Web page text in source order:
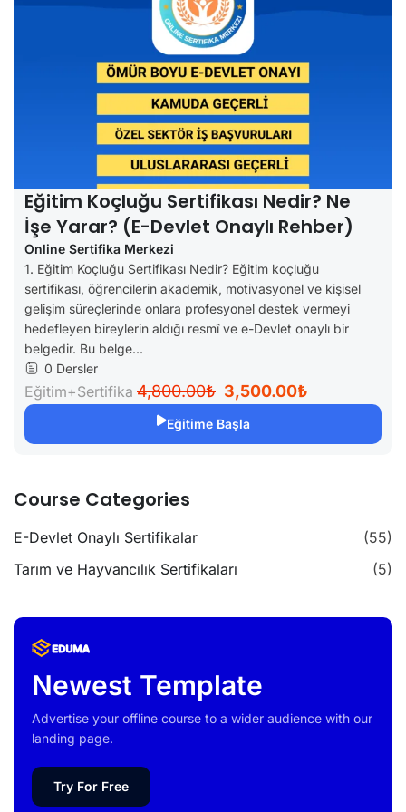
Eğitim Koçluğu Sertifikası Nedir? Ne
İşe Yarar? (e-Devlet Onaylı Rehber)
Online Sertifika Merkezi
1. Eğitim Koçluğu Sertifikası Nedir? Eğitim koçluğu
sertifikası, öğrencilerin akademik, motivasyonel ve kişisel
gelişim süreçlerinde onlara profesyonel destek vermeyi
hedefleyen bireylerin aldığı resmî ve e-Devlet onaylı bir
belgedir. Bu belge...
0 Dersler
Eğitim+Sertifika 4,800.00₺ 3,500.00₺
Eğitime Başla
Course Categories
E-Devlet Onaylı Sertifikalar
(55)
Tarım ve Hayvancılık Sertifikaları
(5)
Newest Template
Advertise your offline course to a wider audience with our
landing page.
Try For Free